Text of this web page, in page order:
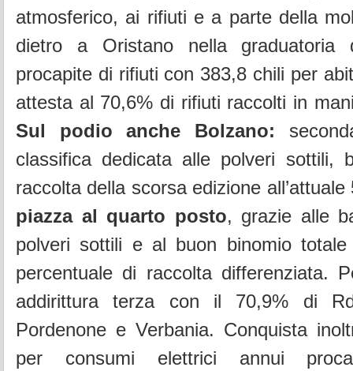
atmosferico, ai rifiuti e a parte della
dietro a Oristano nella graduatoria
procapite di rifiuti con 383,8 chili per
attesta al 70,6% di rifiuti raccolti in
Sul podio anche Bolzano:
classifica dedicata alle polveri sottili,
raccolta della scorsa edizione
piazza al quarto posto, grazie alle
polveri sottili e al buon binomio
percentuale di raccolta differenziata.
addirittura terza con il 70,9% di
Pordenone e Verbania. Conquista
per consumi elettrici annui